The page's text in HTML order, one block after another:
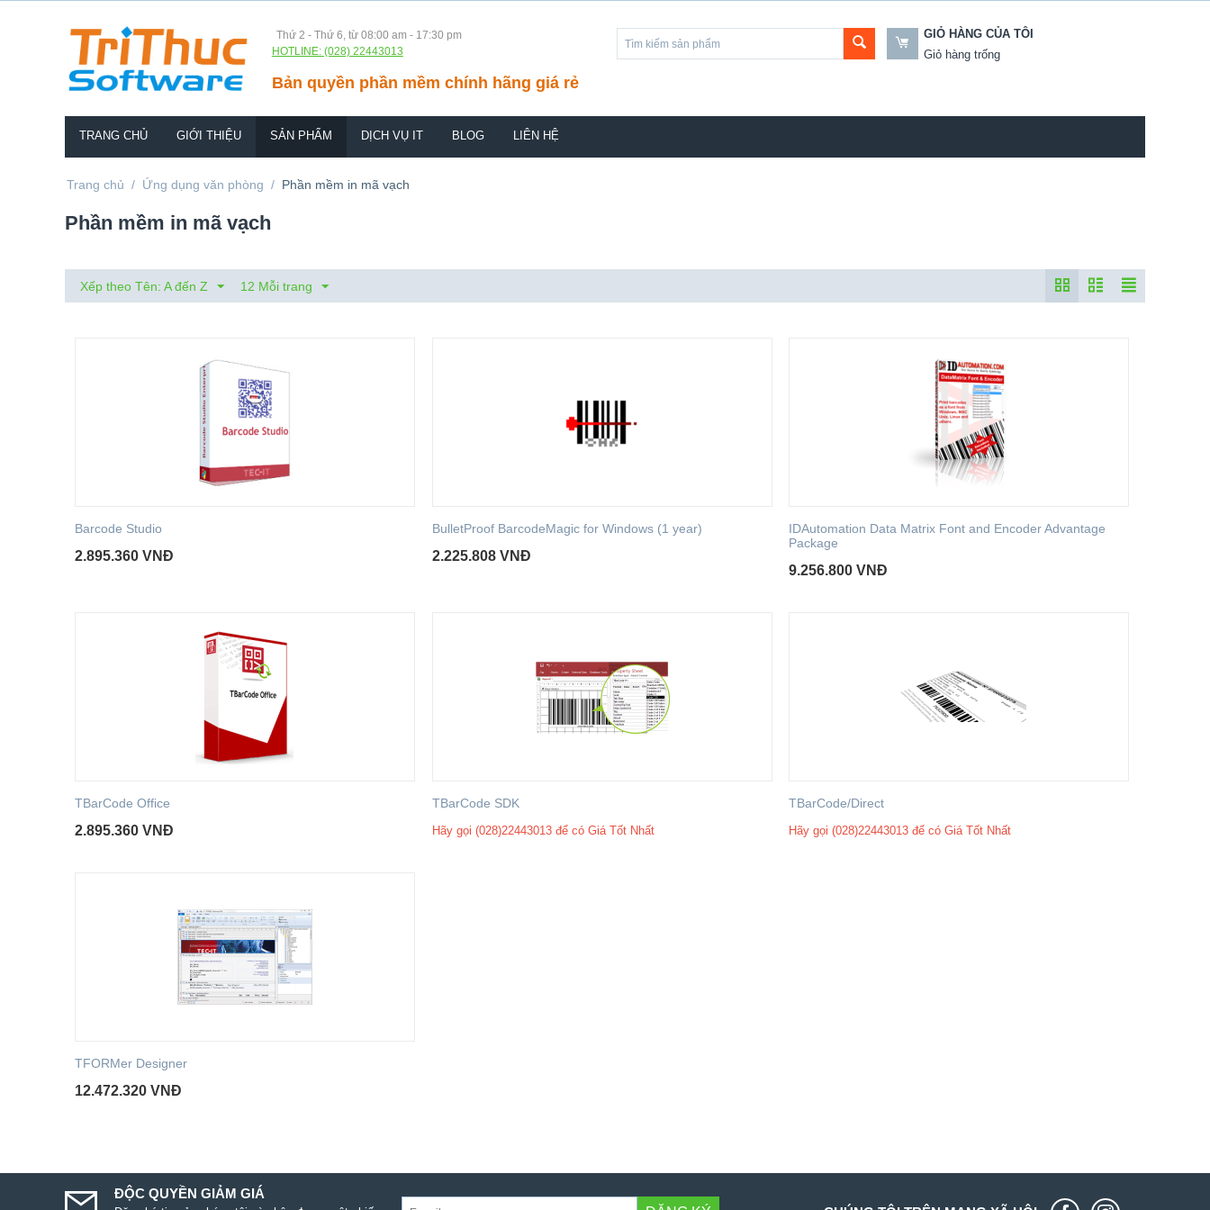
Thứ 2 - Thứ 6, từ 08:00 am - 17:30 pm
HOTLINE: (028) 22443013
Bản quyền phần mềm chính hãng giá rẻ
GIỎ HÀNG CỦA TÔI
Giỏ hàng trống
TRANG CHỦ GIỚI THIỆU SẢN PHẨM DỊCH VỤ IT BLOG LIÊN HỆ
Trang chủ / Ứng dụng văn phòng / Phần mềm in mã vạch
Phần mềm in mã vạch
Xếp theo Tên: A đến Z 12 Mỗi trang
Barcode Studio
2.895.360 VNĐ
BulletProof BarcodeMagic for Windows (1 year)
2.225.808 VNĐ
IDAutomation Data Matrix Font and Encoder Advantage
Package
9.256.800 VNĐ
TBarCode Office
2.895.360 VNĐ
TBarCode SDK
Hãy gọi (028)22443013 để có Giá Tốt Nhất
TBarCode/Direct
Hãy gọi (028)22443013 để có Giá Tốt Nhất
TFORMer Designer
12.472.320 VNĐ
ĐỘC QUYỀN GIẢM GIÁ